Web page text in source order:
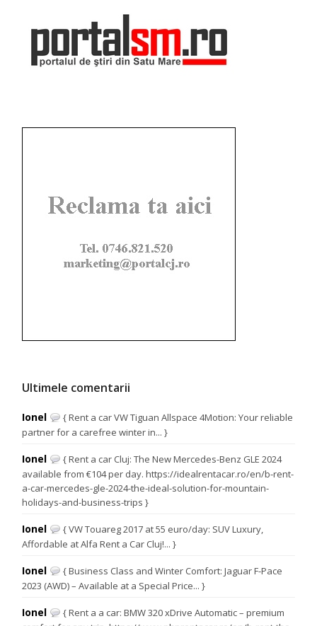
Ultimele comentarii
Ionel
{ Rent a car VW Tiguan Allspace 4Motion: Your reliable
partner for a carefree winter in... }
Ionel
{ Rent a car Cluj: The New Mercedes-Benz GLE 2024
available from €104 per day. https://idealrentacar.ro/en/b-rent-
a-car-mercedes-gle-2024-the-ideal-solution-for-mountain-
holidays-and-business-trips }
Ionel
{ VW Touareg 2017 at 55 euro/day: SUV Luxury,
Affordable at Alfa Rent a Car Cluj!... }
Ionel
{ Business Class and Winter Comfort: Jaguar F-Pace
2023 (AWD) – Available at a Special Price... }
Ionel
{ Rent a a car: BMW 320 xDrive Automatic – premium